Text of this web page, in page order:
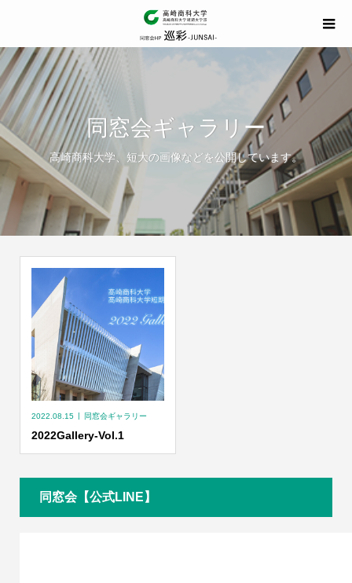
同窓会ギャラリー
高崎商科大学、短大の画像などを公開しています。
2022.08.15 同窓会ギャラリー
2022Gallery-Vol.1
同窓会【公式LINE】